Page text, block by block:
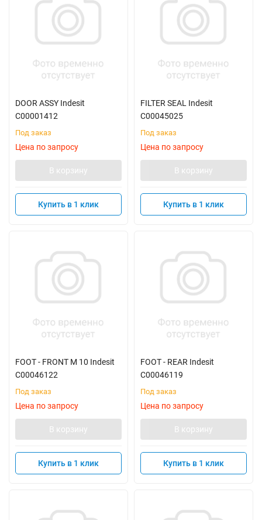
DOOR ASSY Indesit
C00001412
Под заказ
Цена по запросу
В корзину
Купить в 1 клик
FILTER SEAL Indesit
C00045025
Под заказ
Цена по запросу
В корзину
Купить в 1 клик
FOOT - FRONT M 10 Indesit
C00046122
Под заказ
Цена по запросу
В корзину
Купить в 1 клик
FOOT - REAR Indesit
C00046119
Под заказ
Цена по запросу
В корзину
Купить в 1 клик